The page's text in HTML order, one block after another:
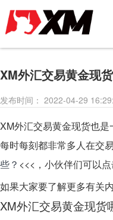
XM外汇交易黄金现
发布时间： 2022-04-29
XM外汇交易黄金现货也
每时每刻都非常多人在交
些？ <<<，小伙伴们可以点
如果大家要了解更多有关
XM外汇交易黄金现货